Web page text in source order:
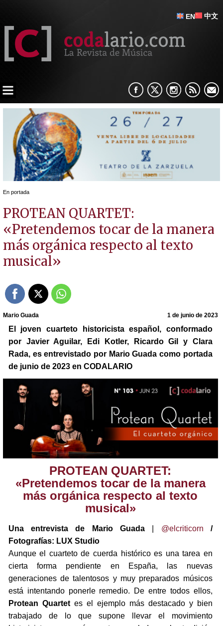
EN 中文
En portada
PROTEAN QUARTET:
«Pretendemos tocar de la manera
más orgánica respecto al texto
musical»
Mario Guada 1 de junio de 2023
El joven cuarteto historicista español, conformado
por Javier Aguilar, Edi Kotler, Ricardo Gil y Clara
Rada, es entrevistado por Mario Guada como portada
de junio de 2023 en CODALARIO
PROTEAN QUARTET:
«Pretendemos tocar de la manera
más orgánica respecto al texto
musical»
Una entrevista de Mario Guada| @elcriticorn
/
Fotografías: LUX Studio
Aunque el cuarteto de cuerda histórico es una tarea en
cierta forma pendiente en España, las nuevas
generaciones de talentosos y muy preparados músicos
está intentando ponerle remedio. De entre todos ellos,
Protean Quartetes el ejemplo más destacado y bien
trabajado de lo que supone llevar el movimiento